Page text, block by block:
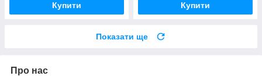
Купити Купити
Показати ще
Про нас